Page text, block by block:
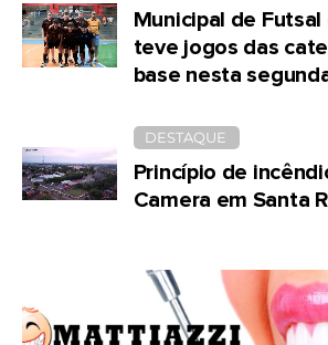
Municipal de Futsal
teve jogos das
base nesta
DESTAQUE
Princípio de
Camera em Santa